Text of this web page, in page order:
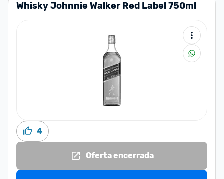
Whisky Johnnie Walker Red Label 750ml
4
Oferta encerrada